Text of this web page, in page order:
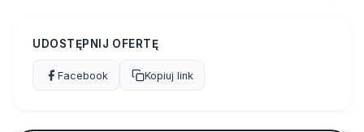
UDOSTĘPNIJ OFERTĘ
Facebook Kopiuj link